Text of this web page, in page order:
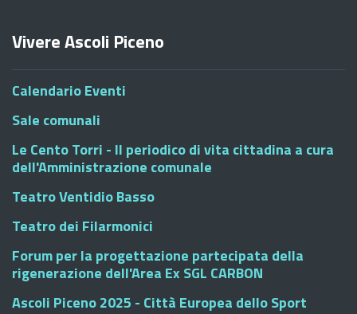
Vivere Ascoli Piceno
Calendario Eventi
Sale comunali
Le Cento Torri - Il periodico di vita cittadina a cura
dell'Amministrazione comunale
Teatro Ventidio Basso
Teatro dei Filarmonici
Forum per la progettazione partecipata della
rigenerazione dell'Area Ex SGL CARBON
Ascoli Piceno 2025 - Città Europea dello Sport